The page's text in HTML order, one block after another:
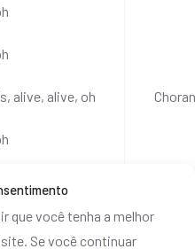
que você tenha a melhor
Se você continuar
alive, alive, oh
alive, alive, oh